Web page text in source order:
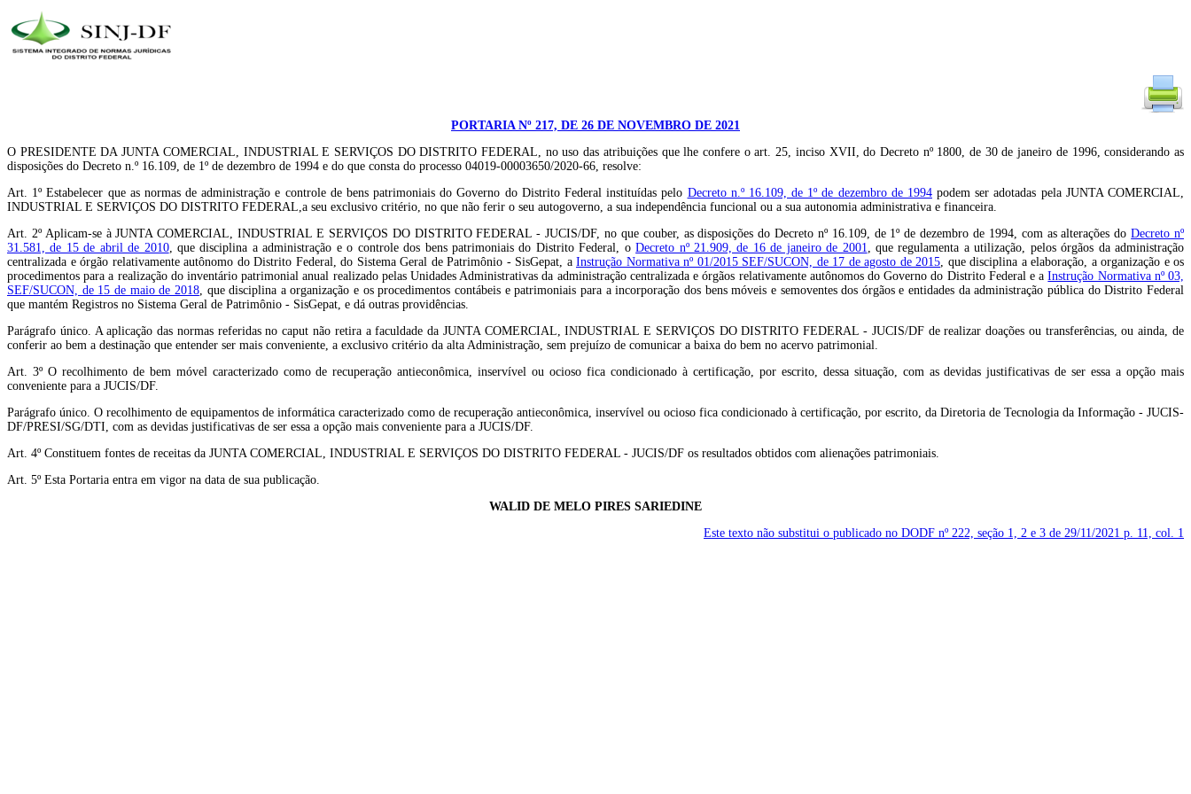
PORTARIA Nº 217, DE 26 DE NOVEMBRO DE 2021
O PRESIDENTE DA JUNTA COMERCIAL, INDUSTRIAL E SERVIÇOS DO DISTRITO FEDERAL, no uso das atribuições que lhe confere o art. 25, inciso XVII, do Decreto nº 1800, de 30 de janeiro de 1996, considerando as
disposições do Decreto n.º 16.109, de 1º de dezembro de 1994 e do que consta do processo 04019-00003650/2020-66, resolve:
Art. 1º Estabelecer que as normas de administração e controle de bens patrimoniais do Governo do Distrito Federal instituídas pelo Decreto n.º 16.109, de 1º de dezembro de 1994podem ser adotadas pela JUNTA COMERCIAL,
INDUSTRIAL E SERVIÇOS DO DISTRITO FEDERAL,a seu exclusivo critério, no que não ferir o seu autogoverno, a sua independência funcional ou a sua autonomia administrativa e financeira.
Art. 2º Aplicam-se à JUNTA COMERCIAL, INDUSTRIAL E SERVIÇOS DO DISTRITO FEDERAL - JUCIS/DF, no que couber, as disposições do Decreto nº 16.109, de 1º de dezembro de 1994, com as alterações doDecreto nº
31.581, de 15 de abril de 2010, que disciplina a administração e o controle dos bens patrimoniais do Distrito Federal, oDecreto nº 21.909, de 16 de janeiro de 2001, que regulamenta a utilização, pelos órgãos da administração
centralizada e órgão relativamente autônomo do Distrito Federal, do Sistema Geral de Patrimônio - SisGepat, a Instrução Normativa nº 01/2015 SEF/SUCON, de 17 de agosto de 2015, que disciplina a elaboração, a organização e os
procedimentos para a realização do inventário patrimonial anual realizado pelas Unidades Administrativas da administração centralizada e órgãos relativamente autônomos do Governo do Distrito Federal e aInstrução Normativa nº 03,
SEF/SUCON, de 15 de maio de 2018, que disciplina a organização e os procedimentos contábeis e patrimoniais para a incorporação dos bens móveis e semoventes dos órgãos e entidades da administração pública do Distrito Federal
que mantém Registros no Sistema Geral de Patrimônio - SisGepat, e dá outras providências.
Parágrafo único. A aplicação das normas referidas no caput não retira a faculdade da JUNTA COMERCIAL, INDUSTRIAL E SERVIÇOS DO DISTRITO FEDERAL - JUCIS/DF de realizar doações ou transferências, ou ainda, de
conferir ao bem a destinação que entender ser mais conveniente, a exclusivo critério da alta Administração, sem prejuízo de comunicar a baixa do bem no acervo patrimonial.
Art. 3º O recolhimento de bem móvel caracterizado como de recuperação antieconômica, inservível ou ocioso fica condicionado à certificação, por escrito, dessa situação, com as devidas justificativas de ser essa a opção mais
conveniente para a JUCIS/DF.
Parágrafo único. O recolhimento de equipamentos de informática caracterizado como de recuperação antieconômica, inservível ou ocioso fica condicionado à certificação, por escrito, da Diretoria de Tecnologia da Informação - JUCIS-
DF/PRESI/SG/DTI, com as devidas justificativas de ser essa a opção mais conveniente para a JUCIS/DF.
Art. 4º Constituem fontes de receitas da JUNTA COMERCIAL, INDUSTRIAL E SERVIÇOS DO DISTRITO FEDERAL - JUCIS/DF os resultados obtidos com alienações patrimoniais.
Art. 5º Esta Portaria entra em vigor na data de sua publicação.
WALID DE MELO PIRES SARIEDINE
Este texto não substitui o publicado no DODF nº 222, seção 1, 2 e 3 de 29/11/2021 p. 11, col. 1